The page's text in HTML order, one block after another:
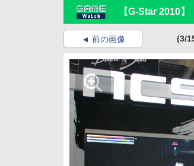
【G-Star 2010
前の画像 (3/